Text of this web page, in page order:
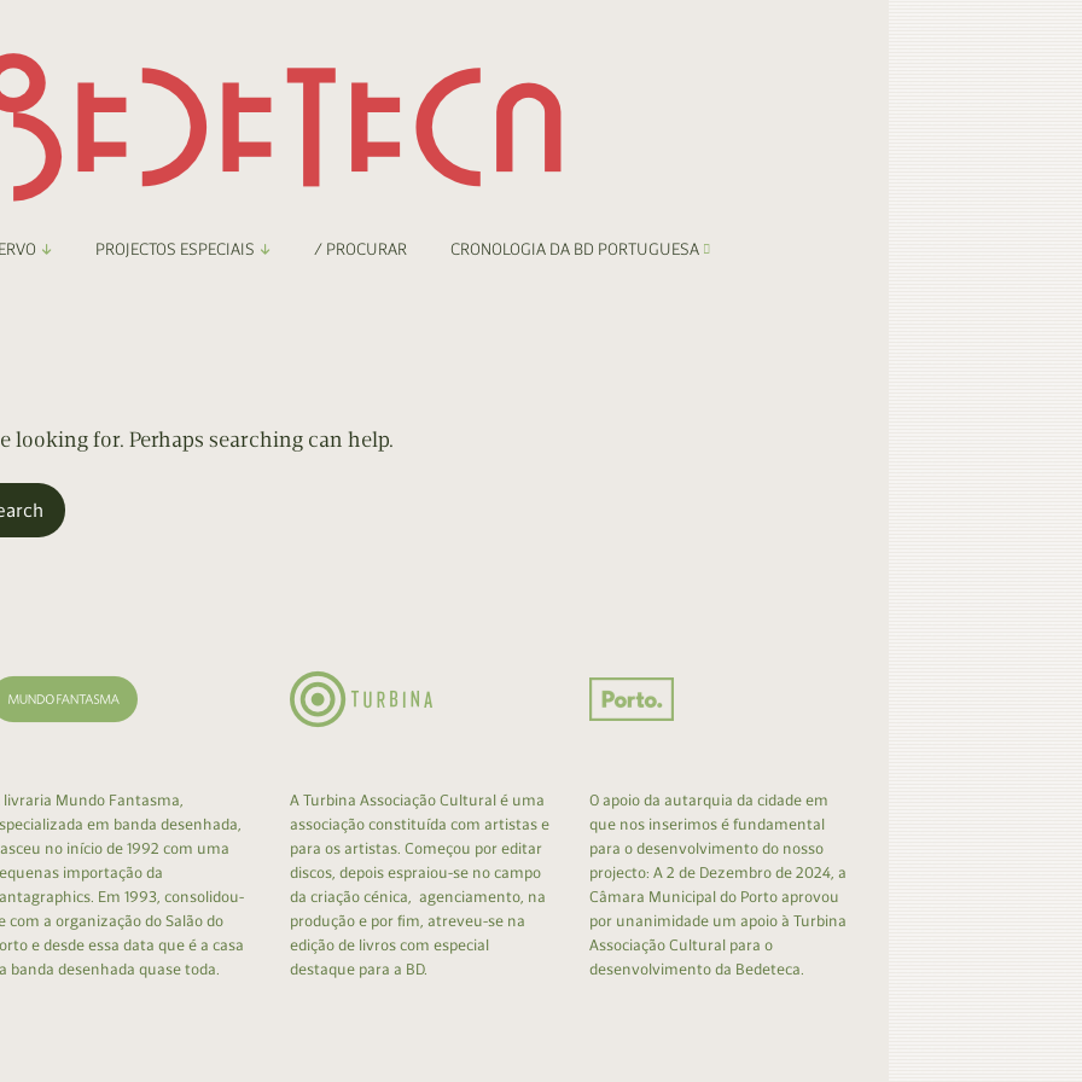
Digital
PROJECTOS ESPECIAIS / PROCURAR CRONOLOGIA DA BD PORTUGUESA
looking for. Perhaps searching can help.
livraria Mundo Fantasma,
em banda desenhada,
no início de 1992 com uma
importação da
Em 1993, consolidou-
com a organização do Salão do
e desde essa data que é a casa
banda desenhada quase toda.
A Turbina Associação Cultural é uma
associação constituída com artistas e
para os artistas. Começou por editar
discos, depois espraiou-se no campo
da criação cénica, agenciamento, na
produção e por fim, atreveu-se na
edição de livros com especial
destaque para a BD.
O apoio da autarquia da cidade em
que nos inserimos é fundamental
para o desenvolvimento do nosso
projecto: A 2 de Dezembro de 2024, a
Câmara Municipal do Porto aprovou
por unanimidade um apoio à Turbina
Associação Cultural para o
desenvolvimento da Bedeteca.